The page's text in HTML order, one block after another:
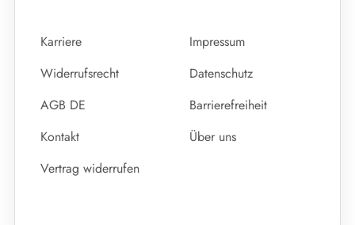
Karriere
Impressum
Widerrufsrecht
Datenschutz
AGB DE
Barrierefreiheit
Kontakt
Über uns
Vertrag widerrufen